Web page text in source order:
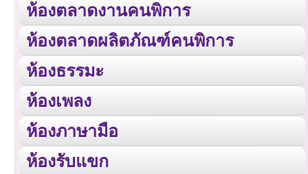
ห้องตลาดงานคนพิการ
ห้องตลาดผลิตภัณฑ์คนพิการ
ห้องธรรมะ
ห้องเพลง
ห้องภาษามือ
ห้องรับแขก